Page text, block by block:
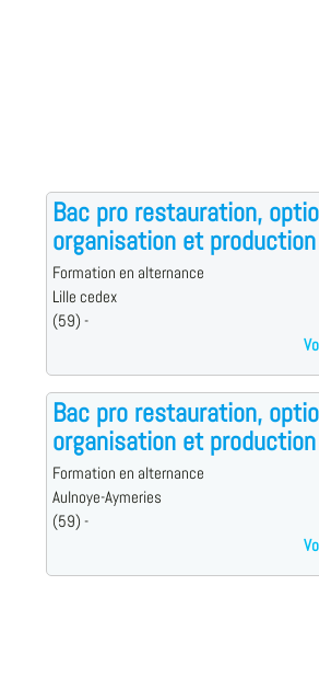
Bac pro restauration,
organisation et
Formation en alternance
Lille cedex
(59) -
Bac pro restauration,
organisation et
Formation en alternance
Aulnoye-Aymeries
(59) -